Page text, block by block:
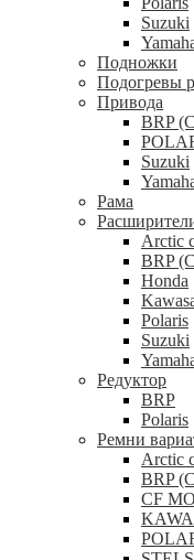
Suzuki
Подножки
Подогревы
Привода
BRP
Suzuki
Рама
Arctic
BRP
Honda
Polaris
Suzuki
Редуктор
BRP
Polaris
Ремни
Arctic
BRP
CF